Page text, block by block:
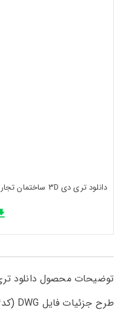
دانلود تری دی 3D ساختمان تجاری فایل DWG جزئیات (کد21561)
طرح جزئیات فایل DWG (کد21594)